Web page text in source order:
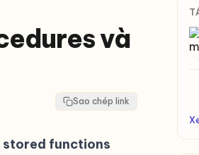
và
Sao chép link
stored functions